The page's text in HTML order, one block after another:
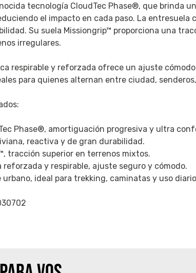
tecnología CloudTec Phase®, que brinda
el impacto en cada paso. La
Su suela Missiongrip™ proporciona una
irregulares.
respirable y reforzada ofrece un ajuste
para quienes alternan entre ciudad,
Phase®, amortiguación progresiva y ultra
reactiva y de gran durabilidad.
tracción superior en terrenos mixtos.
reforzada y respirable, ajuste seguro y cómodo.
urbano, ideal para trekking, caminatas y uso